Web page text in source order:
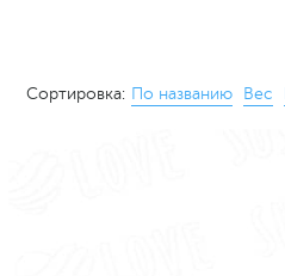
Сортировка: По названию Вес